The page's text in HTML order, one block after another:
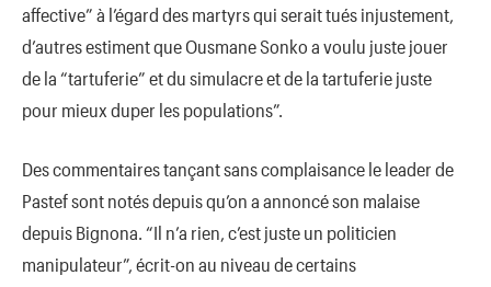
affective” à l’égard des martyrs qui serait tués injustement,
d’autres estiment que Ousmane Sonko a voulu juste jouer
de la “tartuferie” et du simulacre et de la tartuferie juste
pour mieux duper les populations”.
Des commentaires tançant sans complaisance le leader de
Pastef sont notés depuis qu’on a annoncé son malaise
depuis Bignona. “Il n’a rien, c’est juste un politicien
manipulateur”, écrit-on au niveau de certains